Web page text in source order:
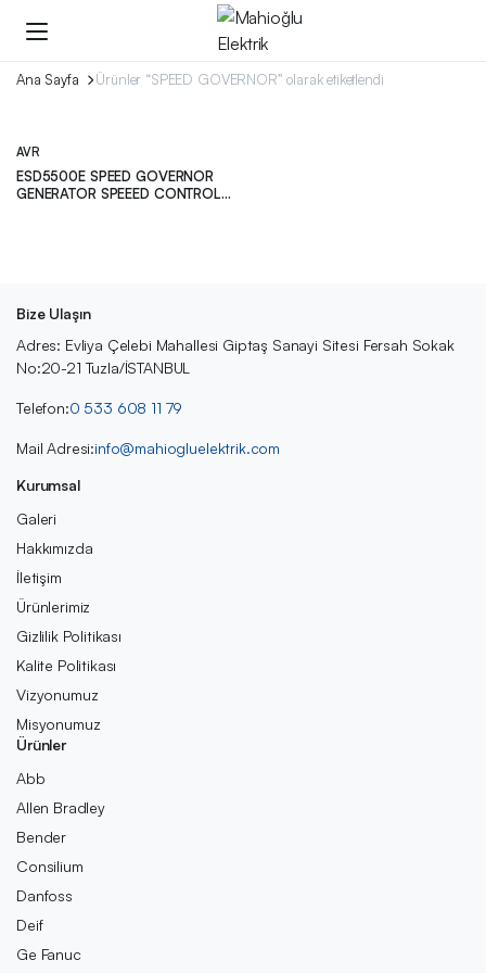
Ana Sayfa Ürünler “SPEED GOVERNOR” olarak etiketlendi
AVR
ESD5500E SPEED GOVERNOR
GENERATOR SPEEED CONTROL
Bize Ulaşın
Adres: Evliya Çelebi Mahallesi Giptaş Sanayi Sitesi Fersah Sokak
No:20-21 Tuzla/İSTANBUL
Telefon:0 533 608 11 79
Mail Adresi:info@mahiogluelektrik.com
Kurumsal
Galeri
Hakkımızda
İletişim
Ürünlerimiz
Gizlilik Politikası
Kalite Politikası
Vizyonumuz
Misyonumuz
Ürünler
Abb
Allen Bradley
Bender
Consilium
Danfoss
Deif
Ge Fanuc